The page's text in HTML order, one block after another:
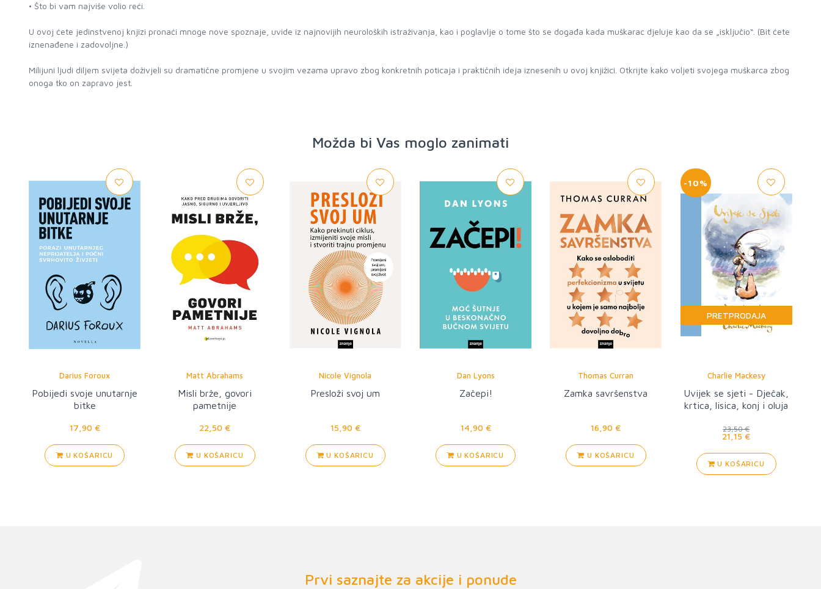
• Što bi vam najviše volio reći.
U ovoj ćete jedinstvenoj knjizi pronaći mnoge nove spoznaje, uvide iz najnovijih neuroloških istraživanja, kao i poglavlje o tome što se događa kada muškarac djeluje kao da se „isključio“. (Bit ćete
iznenađene i zadovoljne.)
Milijuni ljudi diljem svijeta doživjeli su dramatične promjene u svojim vezama upravo zbog konkretnih poticaja i praktičnih ideja iznesenih u ovoj knjižici. Otkrijte kako voljeti svojega muškarca zbog
onoga tko on zapravo jest.
Možda bi Vas moglo zanimati
Darius Foroux
Pobijedi svoje unutarnje
bitke
17,90 €
U KOŠARICU
Matt Abrahams
Misli brže, govori
pametnije
22,50 €
U KOŠARICU
Nicole Vignola
Presloži svoj um
15,90 €
U KOŠARICU
Dan Lyons
Začepi!
14,90 €
U KOŠARICU
Thomas Curran
Zamka savršenstva
16,90 €
U KOŠARICU
-10%
PRETPRODAJA
Charlie Mackesy
Uvijek se sjeti - Dječak,
krtica, lisica, konj i oluja
23,50 €
21,15 €
U KOŠARICU
Prvi saznajte za akcije i ponude